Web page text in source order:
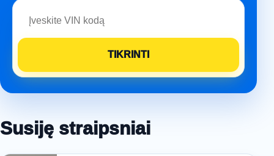
Susiję straipsniai